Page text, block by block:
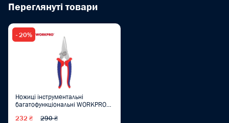
Переглянуті товари
- 20%
Ножиці інструментальні
багатофункціональні WORKPRO
232 ₴ 290 ₴